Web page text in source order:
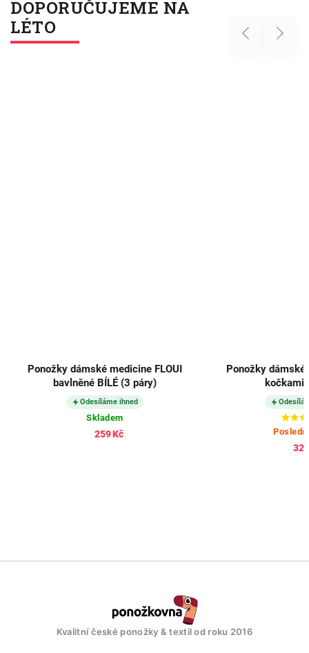
DOPORUČUJEME NA
LÉTO
Previous
Ponožky dámské medicine FLOUI
bavlněné BÍLÉ (3 páry)
Odesíláme ihned
Skladem
259 Kč
Ponožky
kočkami
Next
Kvalitní české ponožky & textil od roku 2016